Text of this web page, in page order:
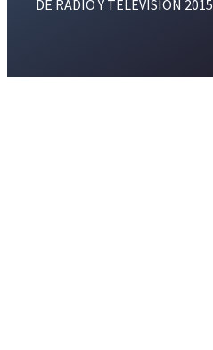
DE RADIO Y TELEVISION 2015